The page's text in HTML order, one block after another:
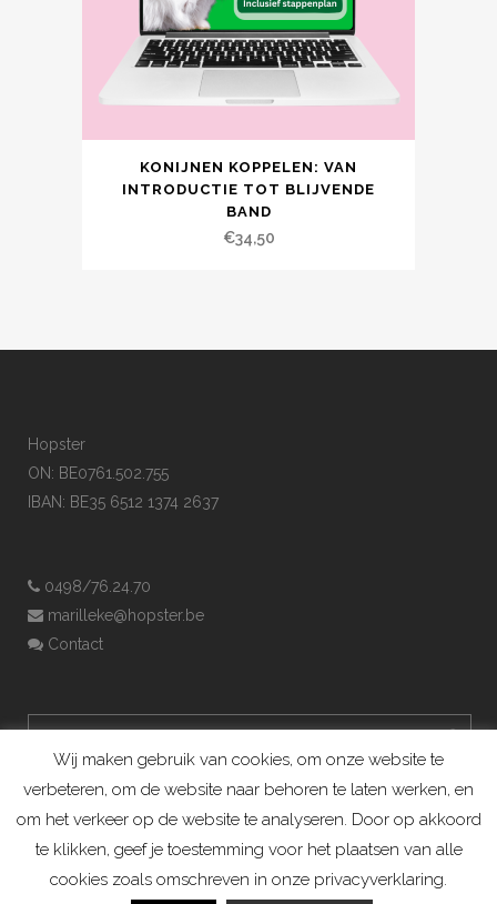
KONIJNEN KOPPELEN: VAN
INTRODUCTIE TOT BLIJVENDE
BAND
€34,50
Hopster
ON: BE0761.502.755
IBAN: BE35 6512 1374 2637
0498/76.24.70
marilleke@hopster.be
Contact
Konijnenadviesbureau Hopster ©2019
Wij maken gebruik van cookies, om onze website te
verbeteren, om de website naar behoren te laten werken, en
om het verkeer op de website te analyseren. Door op akkoord
te klikken, geef je toestemming voor het plaatsen van alle
cookies zoals omschreven in onze privacyverklaring.